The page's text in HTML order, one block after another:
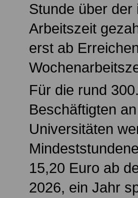
Stunde über der
Arbeitszeit
erst ab
Für die rund
Beschäftigten
Universitäten
15,20 Euro ab
2026, ein Jahr